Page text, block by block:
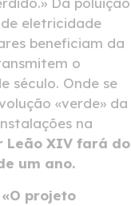
eletricidade
beneficiam da
o
século. Onde se
«verde» da
na
Leão XIV fará do
um ano.
«O projeto